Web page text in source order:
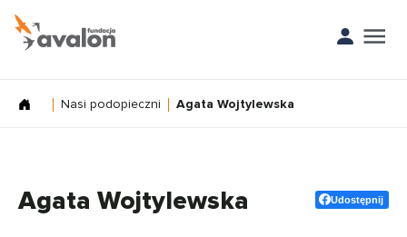
Nasi podopieczni Agata Wojtylewska
Agata Wojtylewska Udostępnij